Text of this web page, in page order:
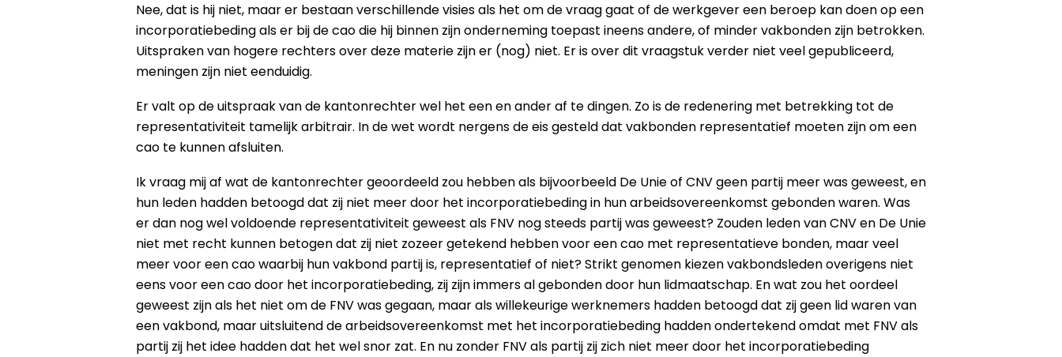
Nee, dat is hij niet, maar er bestaan verschillende visies als het om de vraag gaat of de werkgever een beroep kan doen op een
incorporatiebeding als er bij de cao die hij binnen zijn onderneming toepast ineens andere, of minder vakbonden zijn betrokken.
Uitspraken van hogere rechters over deze materie zijn er (nog) niet. Er is over dit vraagstuk verder niet veel gepubliceerd,
meningen zijn niet eenduidig.
Er valt op de uitspraak van de kantonrechter wel het een en ander af te dingen. Zo is de redenering met betrekking tot de
representativiteit tamelijk arbitrair. In de wet wordt nergens de eis gesteld dat vakbonden representatief moeten zijn om een
cao te kunnen afsluiten.
Ik vraag mij af wat de kantonrechter geoordeeld zou hebben als bijvoorbeeld De Unie of CNV geen partij meer was geweest, en
hun leden hadden betoogd dat zij niet meer door het incorporatiebeding in hun arbeidsovereenkomst gebonden waren. Was
er dan nog wel voldoende representativiteit geweest als FNV nog steeds partij was geweest? Zouden leden van CNV en De Unie
niet met recht kunnen betogen dat zij niet zozeer getekend hebben voor een cao met representatieve bonden, maar veel
meer voor een cao waarbij hun vakbond partij is, representatief of niet? Strikt genomen kiezen vakbondsleden overigens niet
eens voor een cao door het incorporatiebeding, zij zijn immers al gebonden door hun lidmaatschap. En wat zou het oordeel
geweest zijn als het niet om de FNV was gegaan, maar als willekeurige werknemers hadden betoogd dat zij geen lid waren van
een vakbond, maar uitsluitend de arbeidsovereenkomst met het incorporatiebeding hadden ondertekend omdat met FNV als
partij zij het idee hadden dat het wel snor zat. En nu zonder FNV als partij zij zich niet meer door het incorporatiebeding